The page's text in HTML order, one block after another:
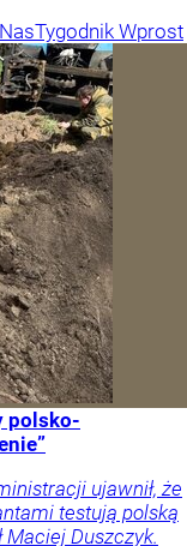
Tygodnik Wprost
polsko-
ujawnił, że
testują polską
Duszczyk.